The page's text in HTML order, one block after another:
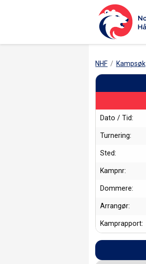
NHF Kampsøk
Dato / Tid:
Turnering:
Sted:
Kampnr:
Dommere:
Arrangør:
Kamprapport: